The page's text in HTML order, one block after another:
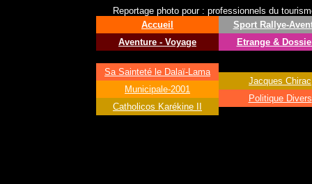
Reportage photo pour : professionnels du
Accueil
Aventure - Voyage
Sport Rallye-
Etrange &
Sa Sainteté le Dalaï-Lama
Municipale-2001
Catholicos Karékine II
Jacques Chirac
Politique Divers